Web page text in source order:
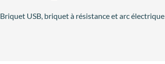
Briquet USB, briquet à résistance et arc électrique